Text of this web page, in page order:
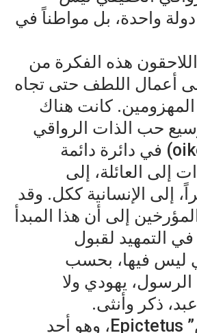
واحدة، بل مواطناً في
هذه الفكرة من
أعمال اللطف حتى تجاه
المهزومين. كانت هناك
حب الذات الرواقي
المميز (oikeiōsis) في دائرة دائمة
إلى العائلة، إلى
إلى الإنسانية ككل. وقد
إلى أن هذا المبدأ
التمهيد لقبول
ليس فيها، بحسب
يهودي ولا
ذكر وأنثى.
ذكّر “إبكتيتوس” Epictetus، وهو أحد